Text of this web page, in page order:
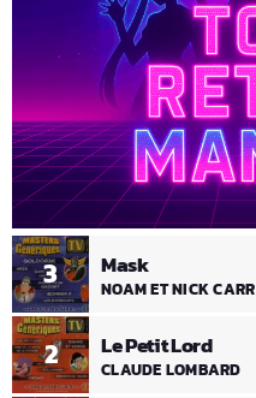
2 Le Petit Lord
CLAUDE LOMBARD
3 Mask
NOAM ET NICK CARR